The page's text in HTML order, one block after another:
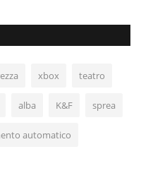
xbox teatro
alba K&F sprea
automatico